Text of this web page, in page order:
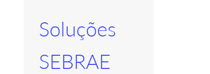
Soluções
SEBRAE